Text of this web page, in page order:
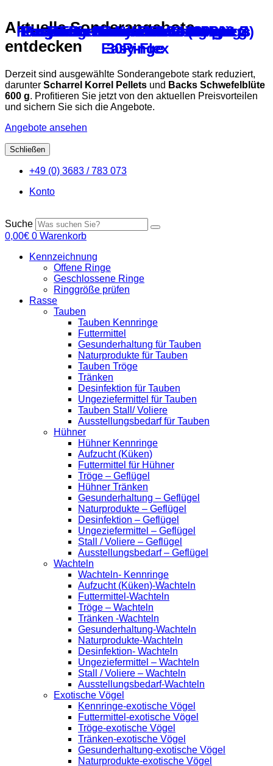
Aktuelle Sonderangebote
entdecken
Derzeit sind ausgewählte Sonderangebote stark reduziert,
darunter Scharrel Korrel Pellets und Backs Schwefelblüte
600 g. Profitieren Sie jetzt von den aktuellen Preisvorteilen
und sichern Sie sich die Angebote.
Angebote ansehen
Schließen
Inhalt
+49 (0) 3683 / 783 073
Konto
Suche
0,00€ 0 Warenkorb
Kennzeichnung
Offene Ringe
Geschlossene Ringe
Ringgröße prüfen
Rasse
Tauben
Tauben Kennringe
Futtermittel
Gesunderhaltung für Tauben
Naturprodukte für Tauben
Tauben Tröge
Tränken
Desinfektion für Tauben
Ungeziefermittel für Tauben
Tauben Stall/ Voliere
Ausstellungsbedarf für Tauben
Hühner
Hühner Kennringe
Aufzucht (Küken)
Futtermittel für Hühner
Tröge – Geflügel
Hühner Tränken
Gesunderhaltung – Geflügel
Naturprodukte – Geflügel
Desinfektion – Geflügel
Ungeziefermittel – Geflügel
Stall / Voliere – Geflügel
Ausstellungsbedarf – Geflügel
Wachteln
Wachteln- Kennringe
Aufzucht (Küken)-Wachteln
Futtermittel-Wachteln
Tröge – Wachteln
Tränken -Wachteln
Gesunderhaltung-Wachteln
Naturprodukte-Wachteln
Desinfektion- Wachteln
Ungeziefermittel – Wachteln
Stall / Voliere – Wachteln
Ausstellungsbedarf-Wachteln
Exotische Vögel
Kennringe-exotische Vögel
Futtermittel-exotische Vögel
Tröge-exotische Vögel
Tränken-exotische Vögel
Gesunderhaltung-exotische Vögel
Naturprodukte-exotische Vögel
Easy-Flex-Nummern-Sortiment Z
30Ringe
Easy-Flex-Nummern-Sortiment G
30Ringe
Ringzange Easy-Flex / ring pliers
Easy-Flex
Flexi-Farb-Sortimente G (45Ringe)
Backs Bierhefe für Tauben 800 g
Backs Badesalz V – 300 g
Backs Protein Plus 400 g
Asthalter